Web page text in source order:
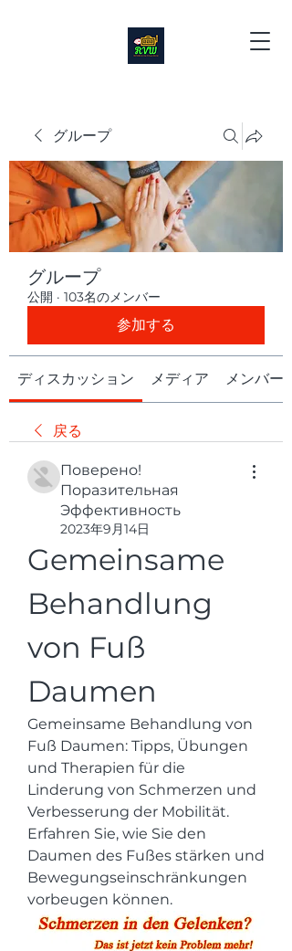
グループ
グループ
公開 · 103名のメンバー
参加する
ディスカッション メディア メンバー
戻る
Поверено!
Поразительная
Эффективность
2023年9月14日
Gemeinsame
Behandlung
von Fuß
Daumen
Gemeinsame Behandlung von
Fuß Daumen: Tipps, Übungen
und Therapien für die
Linderung von Schmerzen und
Verbesserung der Mobilität.
Erfahren Sie, wie Sie den
Daumen des Fußes stärken und
Bewegungseinschränkungen
vorbeugen können.